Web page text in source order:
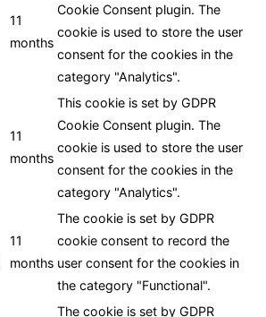
11
months
Cookie Consent plugin. The
cookie is used to store the user
consent for the cookies in the
category "Analytics".
11
months
This cookie is set by GDPR
Cookie Consent plugin. The
cookie is used to store the user
consent for the cookies in the
category "Analytics".
11
months
The cookie is set by GDPR
cookie consent to record the
user consent for the cookies in
the category "Functional".
The cookie is set by GDPR